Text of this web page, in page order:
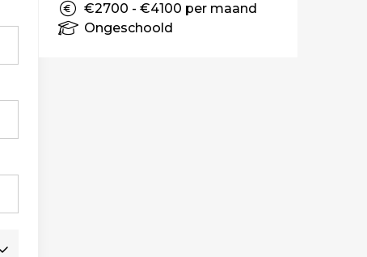
€2700 - €4100 per maand
Ongeschoold